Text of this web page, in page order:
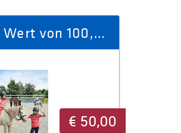
Gutschein im Wert von 100,- € für Reiterferien
€ 50,00